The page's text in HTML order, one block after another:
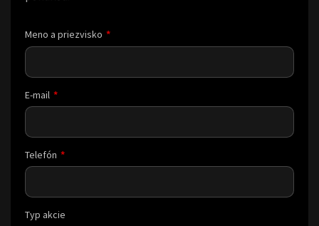
Meno a priezvisko
E-mail
Telefón
Typ akcie